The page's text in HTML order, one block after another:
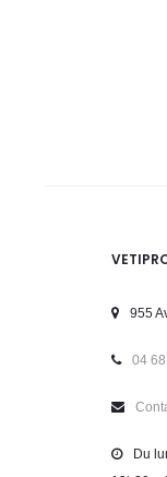
955
04
Du